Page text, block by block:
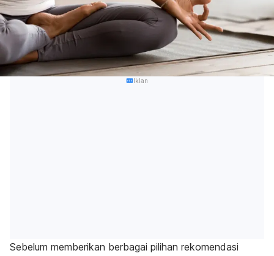
Iklan
Sebelum memberikan berbagai pilihan rekomendasi